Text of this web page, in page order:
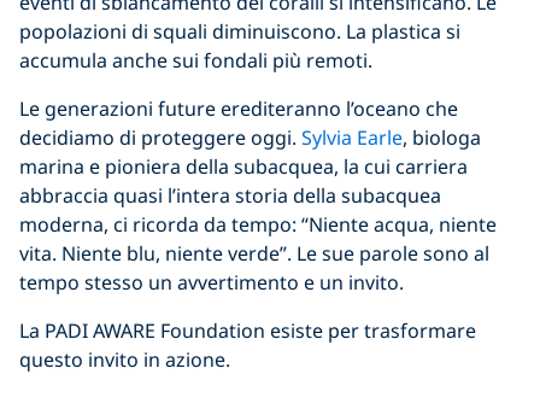
popolazioni di squali diminuiscono. La plastica si
accumula anche sui fondali più remoti.
Le generazioni future erediteranno l’oceano che
decidiamo di proteggere oggi. Sylvia Earle, biologa
marina e pioniera della subacquea, la cui carriera
abbraccia quasi l’intera storia della subacquea
moderna, ci ricorda da tempo: “Niente acqua, niente
vita. Niente blu, niente verde”. Le sue parole sono al
tempo stesso un avvertimento e un invito.
La PADI AWARE Foundation esiste per trasformare
questo invito in azione.